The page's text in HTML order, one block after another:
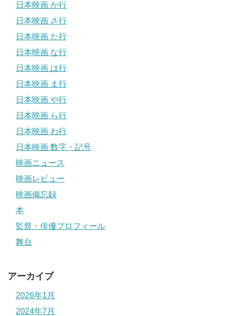
日本映画 か行
日本映画 さ行
日本映画 た行
日本映画 な行
日本映画 は行
日本映画 ま行
日本映画 や行
日本映画 ら行
日本映画 わ行
日本映画 数字・記号
映画ニュース
映画レビュー
映画備忘録
本
監督・俳優プロフィール
舞台
アーカイブ
2026年1月
2024年7月